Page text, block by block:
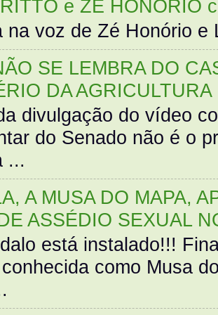
e ZÉ HONÓRIO
na voz de Zé Honório
SE LEMBRA DO
DA AGRICULTURA
divulgação do vídeo
do Senado não é o
...
A MUSA DO MAPA,
ASSÉDIO SEXUAL
está instalado!!!
como Musa